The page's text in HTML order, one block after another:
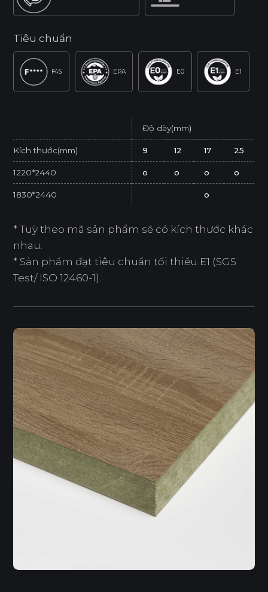
Tiêu chuẩn
F4S EPA E0 E1
Độ dày(mm)
Kích thước(mm) 9 12 17 25
1220*2440 o o o o
1830*2440 o
* Tuỳ theo mã sản phẩm sẽ có kích thước khác
nhau.
* Sản phẩm đạt tiêu chuẩn tối thiểu E1 (SGS
Test/ ISO 12460-1).